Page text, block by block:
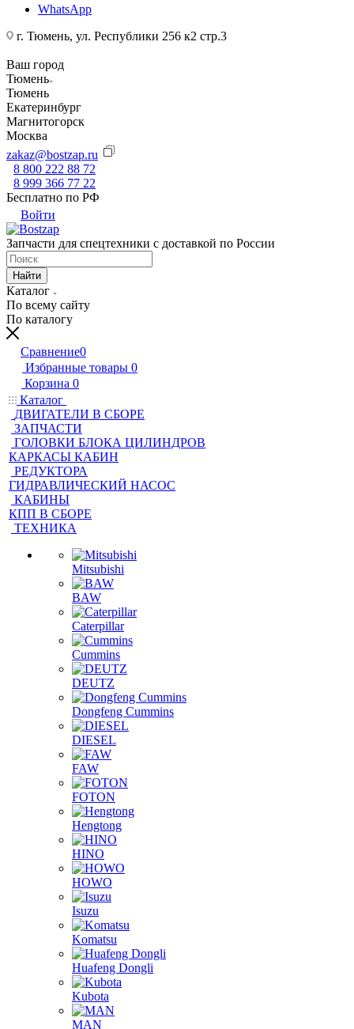
WhatsApp
г. Тюмень, ул. Республики 256 к2 стр.3
Ваш город
Тюмень
Тюмень
Екатеринбург
Магнитогорск
Москва
zakaz@bostzap.ru
8 800 222 88 72
8 999 366 77 22
Бесплатно по РФ
Войти
Запчасти для спецтехники с доставкой по России
Найти
Каталог
По всему сайту
По каталогу
Сравнение0
Избранные товары 0
Корзина 0
Каталог
ДВИГАТЕЛИ В СБОРЕ
ЗАПЧАСТИ
ГОЛОВКИ БЛОКА ЦИЛИНДРОВ
КАРКАСЫ КАБИН
РЕДУКТОРА
ГИДРАВЛИЧЕСКИЙ НАСОС
КАБИНЫ
КПП В СБОРЕ
ТЕХНИКА
Mitsubishi
BAW
Caterpillar
Cummins
DEUTZ
Dongfeng Cummins
DIESEL
FAW
FOTON
Hengtong
HINO
HOWO
Isuzu
Komatsu
Huafeng Dongli
Kubota
MAN